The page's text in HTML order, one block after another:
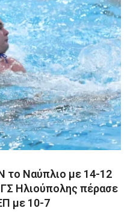
το Ναύπλιο με 14-12
Ηλιούπολης πέρασε
με 10-7